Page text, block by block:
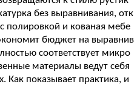
без выравнивания, отк
полировкой и кованая мебе
бюджет на выравнив
соответствует микро
материалы ведут себя
Как показывает практика, и